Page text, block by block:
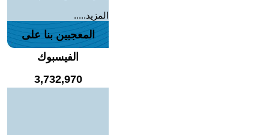
المزيد.....
المعجبين بنا على
الفيسبوك
3,732,970